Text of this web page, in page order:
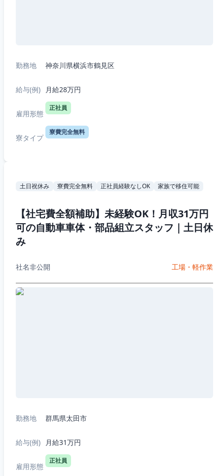
勤務地 神奈川県横浜市鶴見区
給与(例) 月給28万円
雇用形態
正社員
寮タイプ
寮費完全無料
土日祝休み 寮費完全無料 正社員経験なしOK 家族で移住可能
【社宅費全額補助】未経験OK！月収31万円
可の自動車車体・部品組立スタッフ｜土日休
み
社名非公開 工場・軽作業
勤務地 群馬県太田市
給与(例) 月給31万円
雇用形態
正社員